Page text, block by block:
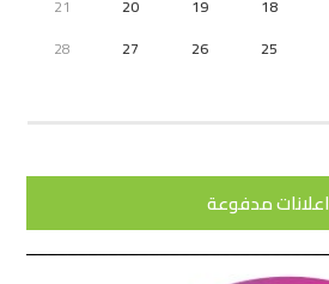
18
19
20
21
25
26
27
28
اعلانات مدفوعة